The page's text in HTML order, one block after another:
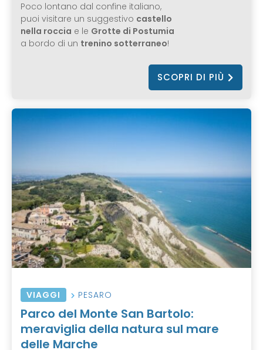
Poco lontano dal confine italiano,
puoi visitare un suggestivo castello
nella roccia e le Grotte di Postumia
a bordo di un trenino sotterraneo!
SCOPRI DI PIÙ
VIAGGI PESARO
Parco del Monte San Bartolo:
meraviglia della natura sul mare
delle Marche